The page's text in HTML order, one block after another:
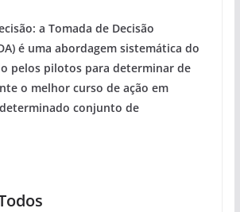
: a Tomada de Decisão
é uma abordagem sistemática do
pelos pilotos para determinar de
o melhor curso de ação em
conjunto de